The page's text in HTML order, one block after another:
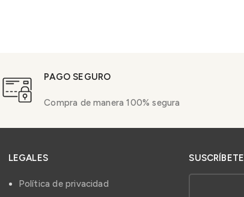
PAGO SEGURO
Compra de manera 100% segura
LEGALES
Política de privacidad
SUSCRÍBETE